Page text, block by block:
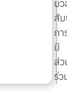
ม
สั
กา
มี
ส่
ร่ว